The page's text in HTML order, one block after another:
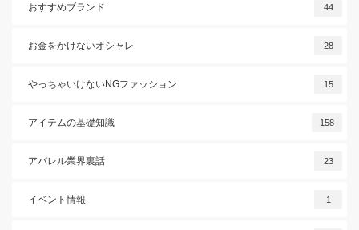
おすすめブランド 44
お金をかけないオシャレ 28
やっちゃいけないNGファッション 15
アイテムの基礎知識 158
アパレル業界裏話 23
イベント情報 1